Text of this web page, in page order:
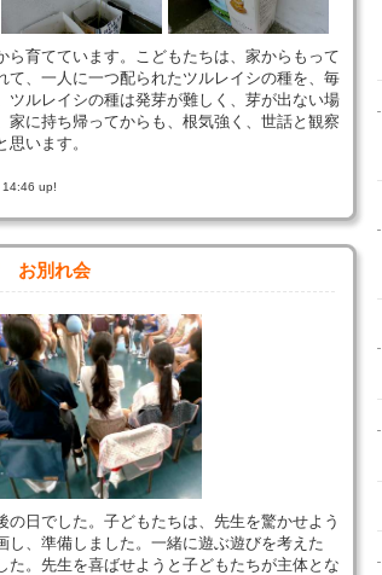
育てています。こどもたちは、家からもって
て、一人に一つ配られたツルレイシの種を、毎
ツルレイシの種は発芽が難しく、芽が出ない場
家に持ち帰ってからも、根気強く、世話と観察
います。
14:46 up!
お別れ会
日でした。子どもたちは、先生を驚かせよう
し、準備しました。一緒に遊ぶ遊びを考えた
た。先生を喜ばせようと子どもたちが主体とな